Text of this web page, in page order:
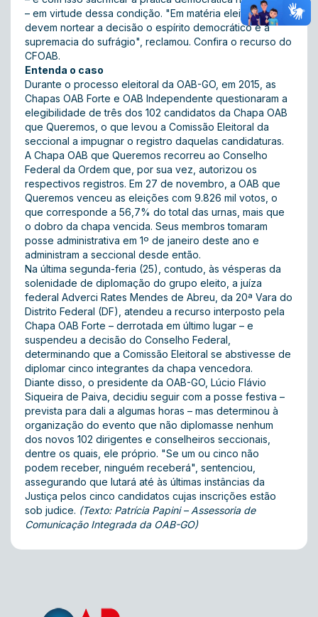
– em virtude dessa condição. "Em matéria eleitoral
devem nortear a decisão o espírito democrático e a
supremacia do sufrágio", reclamou. Confira o recurso do
CFOAB.
Entenda o caso
Durante o processo eleitoral da OAB-GO, em 2015, as
Chapas OAB Forte e OAB Independente questionaram a
elegibilidade de três dos 102 candidatos da Chapa OAB
que Queremos, o que levou a Comissão Eleitoral da
seccional a impugnar o registro daquelas candidaturas.
A Chapa OAB que Queremos recorreu ao Conselho
Federal da Ordem que, por sua vez, autorizou os
respectivos registros. Em 27 de novembro, a OAB que
Queremos venceu as eleições com 9.826 mil votos, o
que corresponde a 56,7% do total das urnas, mais que
o dobro da chapa vencida. Seus membros tomaram
posse administrativa em 1º de janeiro deste ano e
administram a seccional desde então.
Na última segunda-feria (25), contudo, às vésperas da
solenidade de diplomação do grupo eleito, a juíza
federal Adverci Rates Mendes de Abreu, da 20ª Vara do
Distrito Federal (DF), atendeu a recurso interposto pela
Chapa OAB Forte – derrotada em último lugar – e
suspendeu a decisão do Conselho Federal,
determinando que a Comissão Eleitoral se abstivesse de
diplomar cinco integrantes da chapa vencedora.
Diante disso, o presidente da OAB-GO, Lúcio Flávio
Siqueira de Paiva, decidiu seguir com a posse festiva –
prevista para dali a algumas horas – mas determinou à
organização do evento que não diplomasse nenhum
dos novos 102 dirigentes e conselheiros seccionais,
dentre os quais, ele próprio. "Se um ou cinco não
podem receber, ninguém receberá", sentenciou,
assegurando que lutará até às últimas instâncias da
Justiça pelos cinco candidatos cujas inscrições estão
sob judice. (Texto: Patrícia Papini – Assessoria de
Comunicação Integrada da OAB-GO)